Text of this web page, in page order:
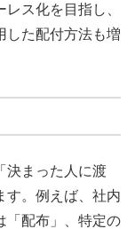
ス化を目指し、
した配付方法も増
決まった人に渡
す。例えば、社内
「配布」、特定の